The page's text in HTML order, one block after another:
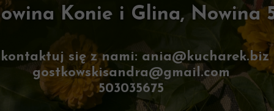
Konie i Glina, Nowina
się z nami: ania@kucharek.biz
gostkowskisandra@gmail.com
503035675